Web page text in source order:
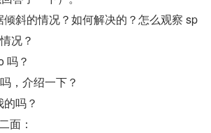
斜的情况？如何解决的？怎么观察 sp
况？
吗？
，介绍一下？
吗？
面：